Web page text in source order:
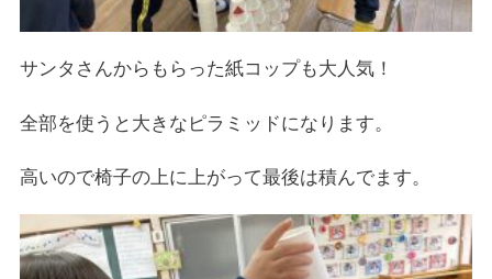
サンタさんからもらった紙コップも大人気！
全部を使うと大きなピラミッドになります。
高いので椅子の上に上がって最後は積んでます。